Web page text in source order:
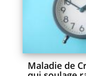
Maladie de